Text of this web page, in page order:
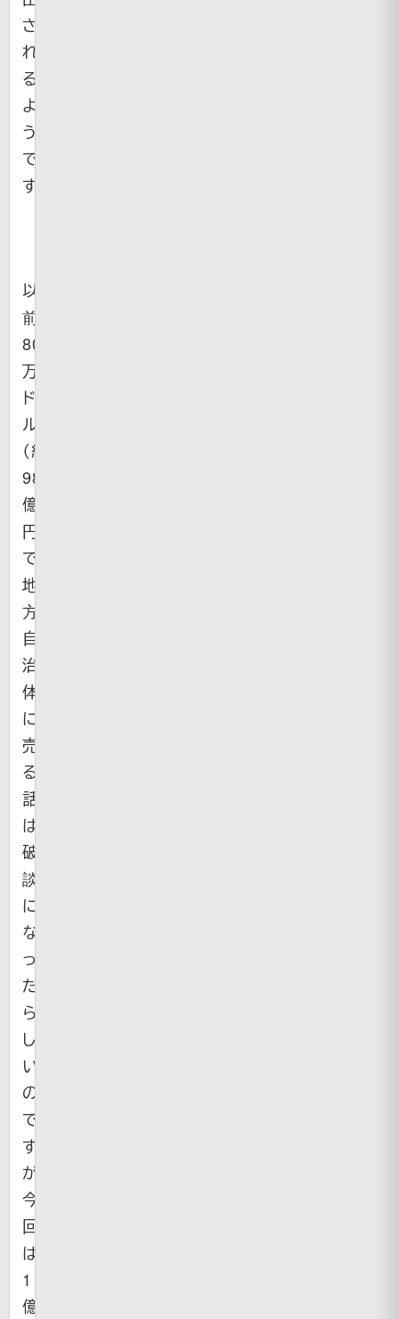
さ
れ
る
よ
う
で
す。
以
前
8000
万
ド
ル
（約
98
億
円）
で
地
方
自
治
体
に
売
る
話
は
破
談
に
な
っ
た
ら
し
い
の
で
す
が、
今
回
は
1
億